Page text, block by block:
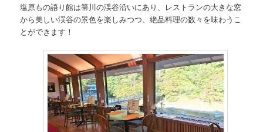
塩原もの語り館は箒川の渓谷沿いにあり、レストランの大きな窓
から美しい渓谷の景色を楽しみつつ、絶品料理の数々を味わうこ
とができます！